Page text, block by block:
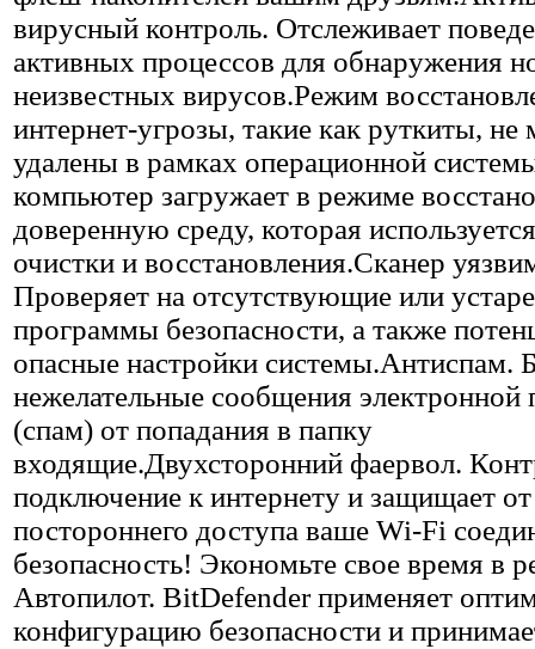
вирусный контроль. Отслеживает
активных процессов для обнаружения
неизвестных вирусов.Режим
интернет-угрозы, такие как руткиты, не
удалены в рамках операционной
компьютер загружает в режиме
доверенную среду, которая
очистки и восстановления.Сканер
Проверяет на отсутствующие или
программы безопасности, а также
опасные настройки системы.Антиспам.
нежелательные сообщения электронной
(спам) от попадания в папку
входящие.Двухсторонний фаервол.
подключение к интернету и защищает от
постороннего доступа ваше Wi-Fi
безопасность! Экономьте свое время в
Автопилот. BitDefender применяет
конфигурацию безопасности и